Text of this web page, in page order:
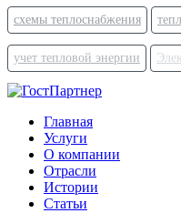
схемы теплоснабжения
учет тепловой энергии
Главная
Услуги
О компании
Отрасли
Истории
Статьи